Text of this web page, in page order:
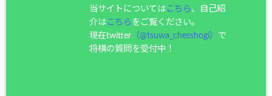
当サイトについてはこちら 、自己紹
介はこちら をご覧ください。
現在twitter（@tsuwa_chesshogi） で
将棋の質問を受付中！